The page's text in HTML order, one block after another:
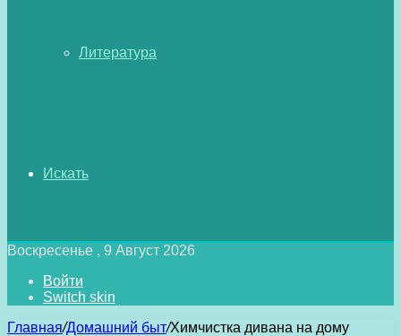
Литература
Искать
Воскресенье , 9 Август 2026
Войти
Switch skin
Главная/Домашний быт/Химчистка дивана на дому